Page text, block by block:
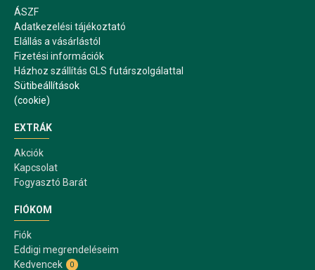
ÁSZF
Adatkezelési tájékoztató
Elállás a vásárlástól
Fizetési információk
Házhoz szállítás GLS futárszolgálattal
Sütibeállítások
(cookie)
EXTRÁK
Akciók
Kapcsolat
Fogyasztó Barát
FIÓKOM
Fiók
Eddigi megrendeléseim
Kedvencek
0